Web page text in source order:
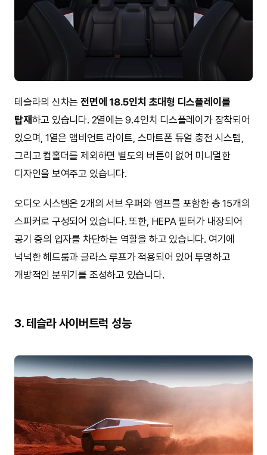
테슬라의 신차는전면에 18.5인치 초대형 디스플레이를
탑재하고 있습니다. 2열에는 9.4인치 디스플레이가 장착되어
있으며, 1열은 앰비언트 라이트, 스마트폰 듀얼 충전 시스템,
그리고 컵홀더를 제외하면 별도의 버튼이 없어 미니멀한
디자인을 보여주고 있습니다.
오디오 시스템은 2개의 서브 우퍼와 앰프를 포함한 총 15개의
스피커로 구성되어 있습니다. 또한, HEPA 필터가 내장되어
공기 중의 입자를 차단하는 역할을 하고 있습니다. 여기에
넉넉한 헤드룸과 글라스 루프가 적용되어 있어 투명하고
개방적인 분위기를 조성하고 있습니다.
3. 테슬라 사이버트럭 성능